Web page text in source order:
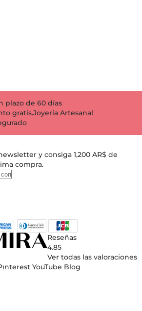
plazo de 60 días
gratis.Joyería Artesanal
y consiga 1,200 AR$ de
compra.
Reseñas
4.85
Ver todas las valoraciones
YouTube Blog